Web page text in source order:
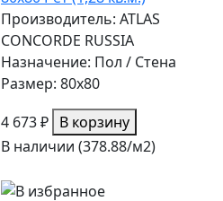
Производитель: ATLAS
CONCORDE RUSSIA
Назначение: Пол / Стена
Размер: 80x80
4 673 ₽ В корзину
В наличии (378.88/м2)